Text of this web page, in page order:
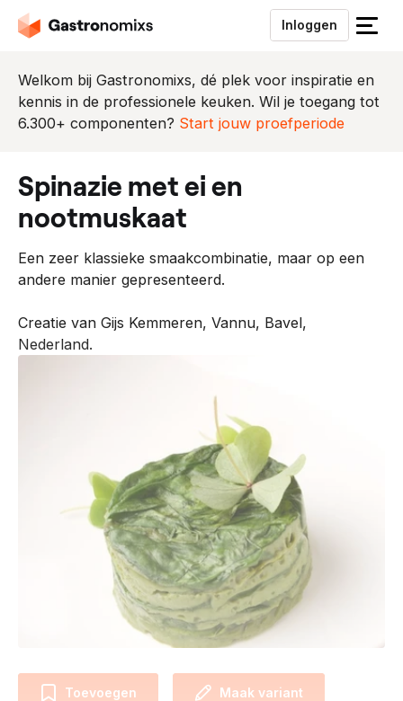
Inloggen
S
u
i
Welkom bij Gastronomixs, dé plek voor inspiratie en
kennis in de professionele keuken. Wil je toegang tot
6.300+ componenten? Start jouw proefperiode
spinazie met ei en
nootmuskaat
Een zeer klassieke smaakcombinatie, maar op een
andere manier gepresenteerd.
Creatie van Gijs Kemmeren, Vannu, Bavel,
Nederland.
Toevoegen Maak variant